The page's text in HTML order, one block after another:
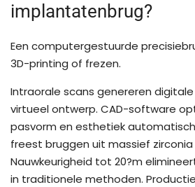
implantatenbrug?
Een computergestuurde
3D-printing of frezen.
Intraorale scans genereren
virtueel ontwerp. CAD-software
pasvorm en esthetiek
freest bruggen uit massief zirconia
Nauwkeurigheid tot 20?m
in traditionele methoden.